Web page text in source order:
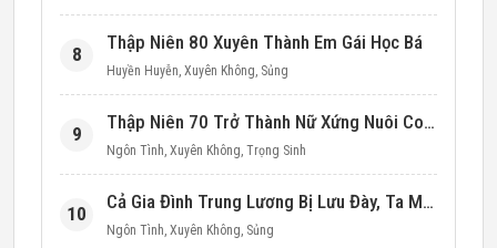
8
Thập Niên 80 Xuyên Thành Em Gái Học Bá
Huyền Huyễn, Xuyên Không, Sủng
9
Thập Niên 70 Trở Thành Nữ Xứng Nuôi Con Làm Giàu
Ngôn Tình, Xuyên Không, Trọng Sinh
10
Cả Gia Đình Trung Lương Bị Lưu Đày, Ta Mang Không Gian Cứu Cả Nhà
Ngôn Tình, Xuyên Không, Sủng